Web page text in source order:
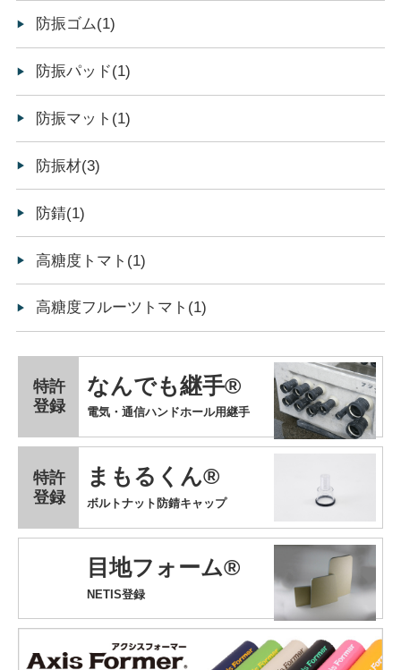
防振ゴム(1)
防振パッド(1)
防振マット(1)
防振材(3)
防錆(1)
高糖度トマト(1)
高糖度フルーツトマト(1)
なんでも継手®
特許
登録
電気・通信ハンドホール用継手
まもるくん®
特許
登録
ボルトナット防錆キャップ
目地フォーム®
NETIS登録